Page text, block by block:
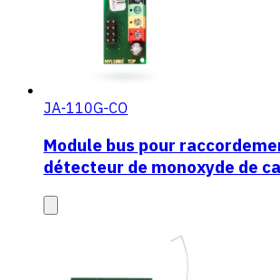
JA-110G-CO
Module bus pour
détecteur de monoxyde de